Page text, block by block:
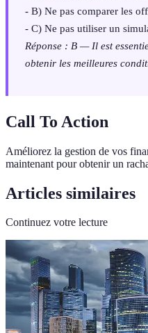
- B) Ne pas comparer les
- C) Ne pas utiliser un
Réponse : B — Il est
obtenir les meilleures
Call To Action
Améliorez la gestion de vos
maintenant pour obtenir un
Articles similaires
Continuez votre lecture